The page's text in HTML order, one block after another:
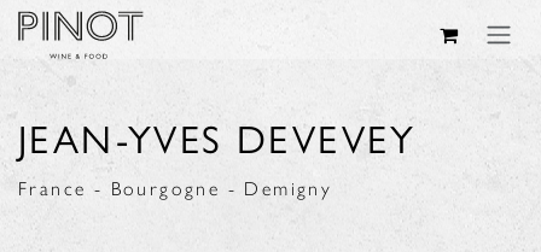
Overslaan naar inhoud
JEAN-YVES DEVEVEY
France - Bourgogne - Demigny